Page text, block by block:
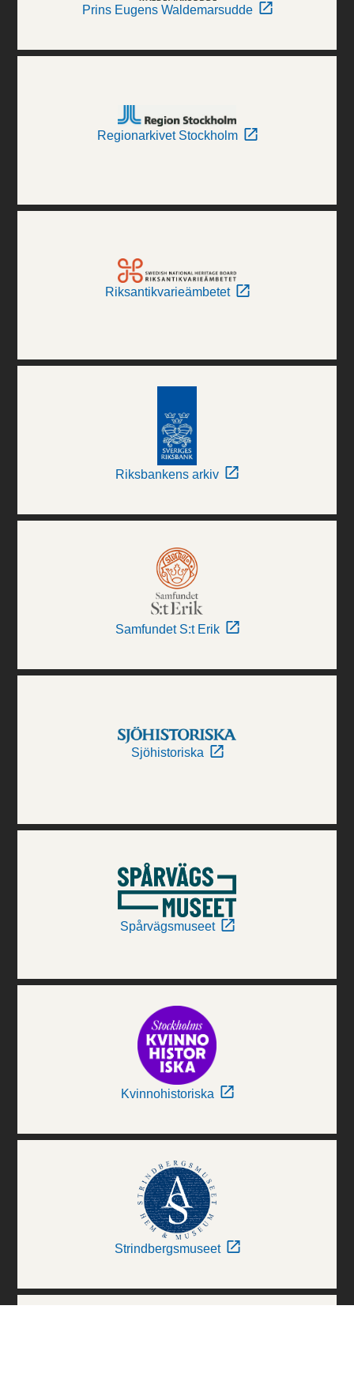
Prins Eugens Waldemarsudde
Regionarkivet Stockholm
Riksantikvarieämbetet
Riksbankens arkiv
Samfundet S:t Erik
Sjöhistoriska
Spårvägsmuseet
Kvinnohistoriska
Strindbergsmuseet